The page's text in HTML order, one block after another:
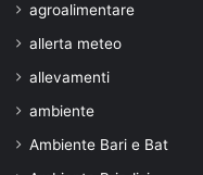
agroalimentare
allerta meteo
allevamenti
ambiente
Ambiente Bari e Bat